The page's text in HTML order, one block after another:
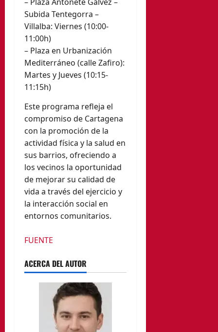
Subida Tentegorra –
Villalba: Viernes (10:00-
11:00h)
– Plaza en Urbanización
Mediterráneo (calle Zafiro):
Martes y Jueves (10:15-
11:15h)
Este programa refleja el
compromiso de Cartagena
con la promoción de la
actividad física y la salud en
sus barrios, ofreciendo a
los vecinos la oportunidad
de mejorar su calidad de
vida a través del ejercicio y
la interacción social en
entornos comunitarios.
FUENTE
ACERCA DEL AUTOR